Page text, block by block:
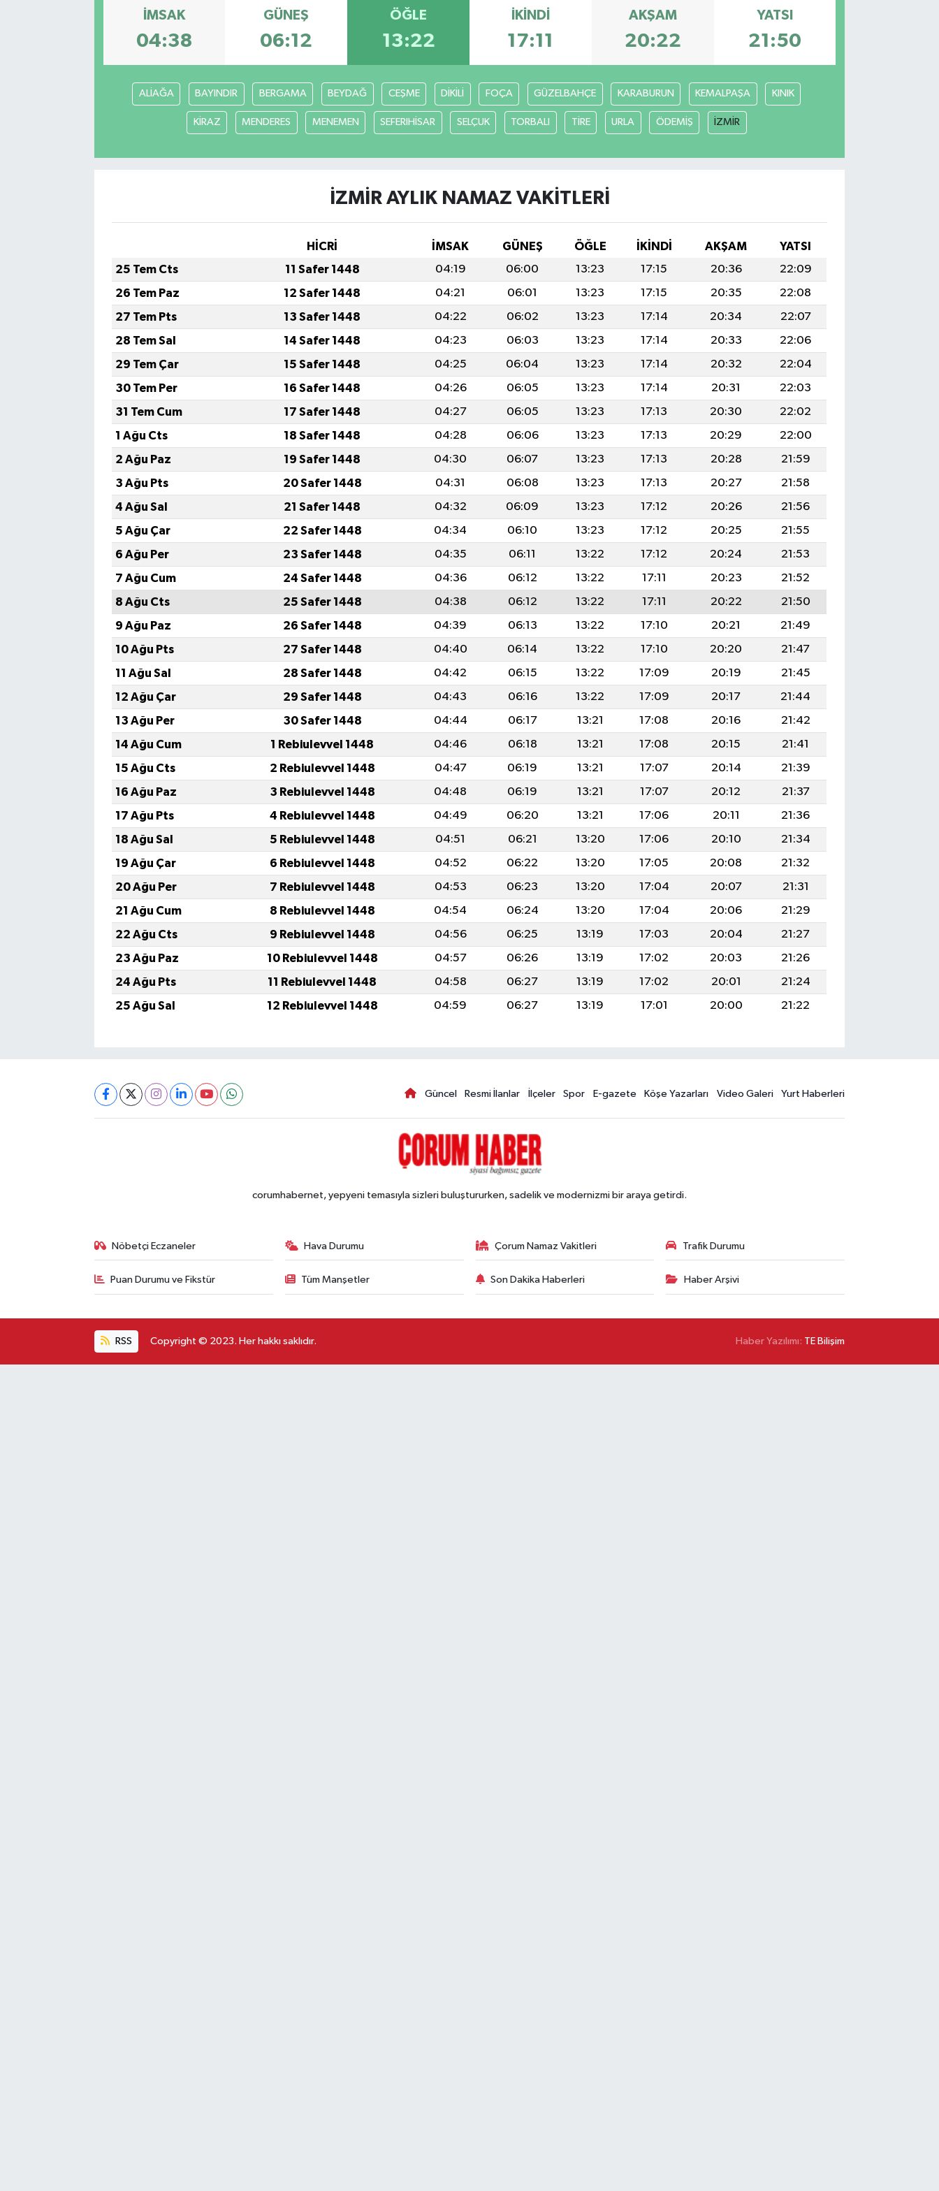
İMSAK
04:38
GÜNEŞ
06:12
ÖĞLE
13:22
İKINDI
17:11
AKŞAM
20:22
YATSI
21:50
ALİAĞA BAYINDIR BERGAMA BEYDAĞ CEŞME DİKİLİ FOÇA GÜZELBAHÇE KARABURUN KEMALPAŞA KINIK
KİRAZ MENDERES MENEMEN SEFERIHİSAR SELÇUK TORBALI TİRE URLA ÖDEMİŞ İZMİR
İZMİR AYLIK NAMAZ VAKITLERI
HİCRİ İMSAK GÜNEŞ ÖĞLE İKINDI AKŞAM
YATSI
25 Tem Cts
11 Safer 1448 04:19 06:00 13:23 17:15 20:36
22:09
26 Tem Paz
12 Safer 1448 04:21 06:01 13:23 17:15 20:35
22:08
27 Tem Pts
13 Safer 1448 04:22 06:02 13:23 17:14 20:34
22:07
28 Tem Sal
14 Safer 1448 04:23 06:03 13:23 17:14 20:33
22:06
29 Tem Çar
15 Safer 1448 04:25 06:04 13:23 17:14 20:32
22:04
30 Tem Per
16 Safer 1448 04:26 06:05 13:23 17:14 20:31
22:03
31 Tem Cum
17 Safer 1448 04:27 06:05 13:23 17:13 20:30
22:02
1 Ağu Cts
18 Safer 1448 04:28 06:06 13:23 17:13 20:29
22:00
2 Ağu Paz
19 Safer 1448 04:30 06:07 13:23 17:13 20:28
21:59
3 Ağu Pts
20 Safer 1448 04:31 06:08 13:23 17:13 20:27
21:58
4 Ağu Sal
21 Safer 1448 04:32 06:09 13:23 17:12 20:26
21:56
5 Ağu Çar
22 Safer 1448 04:34 06:10 13:23 17:12 20:25
21:55
6 Ağu Per
23 Safer 1448 04:35 06:11 13:22 17:12 20:24
21:53
7 Ağu Cum
24 Safer 1448 04:36 06:12 13:22 17:11 20:23
21:52
8 Ağu Cts
25 Safer 1448 04:38 06:12 13:22 17:11 20:22
21:50
9 Ağu Paz
26 Safer 1448 04:39 06:13 13:22 17:10 20:21
21:49
10 Ağu Pts
27 Safer 1448 04:40 06:14 13:22 17:10 20:20
21:47
11 Ağu Sal
28 Safer 1448 04:42 06:15 13:22 17:09 20:19
21:45
12 Ağu Çar
29 Safer 1448 04:43 06:16 13:22 17:09 20:17
21:44
13 Ağu Per
30 Safer 1448 04:44 06:17 13:21 17:08 20:16
21:42
14 Ağu Cum
1 Rebiulevvel 1448 04:46 06:18 13:21 17:08 20:15
21:41
15 Ağu Cts
2 Rebiulevvel 1448 04:47 06:19 13:21 17:07 20:14
21:39
16 Ağu Paz
3 Rebiulevvel 1448 04:48 06:19 13:21 17:07 20:12
21:37
17 Ağu Pts
4 Rebiulevvel 1448 04:49 06:20 13:21 17:06 20:11
21:36
18 Ağu Sal
5 Rebiulevvel 1448 04:51 06:21 13:20 17:06 20:10
21:34
19 Ağu Çar
6 Rebiulevvel 1448 04:52 06:22 13:20 17:05 20:08
21:32
20 Ağu Per
7 Rebiulevvel 1448 04:53 06:23 13:20 17:04 20:07
21:31
21 Ağu Cum
8 Rebiulevvel 1448 04:54 06:24 13:20 17:04 20:06
21:29
22 Ağu Cts
9 Rebiulevvel 1448 04:56 06:25 13:19 17:03 20:04
21:27
23 Ağu Paz
10 Rebiulevvel 1448 04:57 06:26 13:19 17:02 20:03
21:26
24 Ağu Pts
11 Rebiulevvel 1448 04:58 06:27 13:19 17:02 20:01
21:24
25 Ağu Sal
12 Rebiulevvel 1448 04:59 06:27 13:19 17:01 20:00 21:22
Güncel Resmi İlanlar İlçeler Spor E-gazete Köşe Yazarları Video Galeri Yurt Haberleri
corumhabernet, yepyeni temasıyla sizleri buluştururken, sadelik ve modernizmi bir araya getirdi.
Nöbetçi Eczaneler Hava Durumu Çorum Namaz Vakitleri Trafik Durumu
Puan Durumu ve Fikstür Tüm Manşetler Son Dakika Haberleri Haber Arşivi
RSS Copyright © 2023. Her hakkı saklıdır. Haber Yazılımı: TE Bilişim